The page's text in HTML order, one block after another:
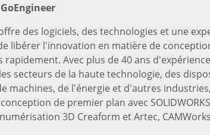
des logiciels, des technologies et une
libérer l'innovation en matière de
Avec plus de 40 ans
secteurs de la haute technologie, des
machines, de l'énergie et d'autres
de premier plan avec
3D Creaform et Artec,